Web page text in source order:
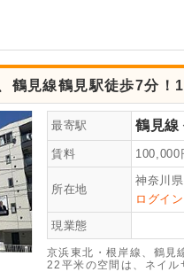
鶴見線鶴見駅徒歩7分！
最寄駅 鶴見線
賃料 100,000
所在地
神奈川
ログイ
現業態
京浜東北・根岸線、鶴見
22平米の空間は、ネイル